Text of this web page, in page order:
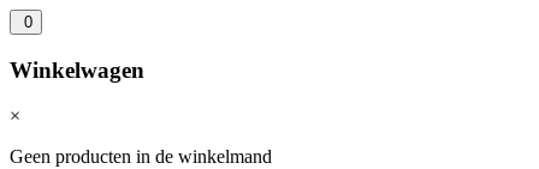
0
Winkelwagen
×
Geen producten in de winkelmand